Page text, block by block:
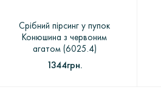
Срібний пірсинг у пупок
Конюшина з червоним
агатом (6025.4)
1344грн.